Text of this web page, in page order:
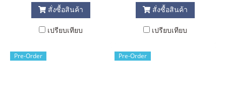
สั่งซื้อสินค้า
เปรียบเทียบ
สั่งซื้อสินค้า
เปรียบเทียบ
Pre-Order Pre-Order